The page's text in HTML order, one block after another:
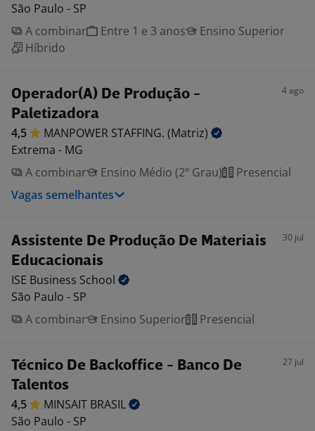
São Paulo - SP
A combinar
Entre 1 e 3 anos
Ensino Superior
Híbrido
Operador(A) De Produção -
Paletizadora
4 ago
4,5 MANPOWER STAFFING. (Matriz)
Extrema - MG
A combinar
Ensino Médio (2º Grau)
Presencial
Vagas semelhantes
Assistente De Produção De Materiais
Educacionais
30 jul
ISE Business School
São Paulo - SP
A combinar
Ensino Superior Presencial
Técnico De Backoffice - Banco De
Talentos
27 jul
4,5 MINSAIT BRASIL
São Paulo - SP